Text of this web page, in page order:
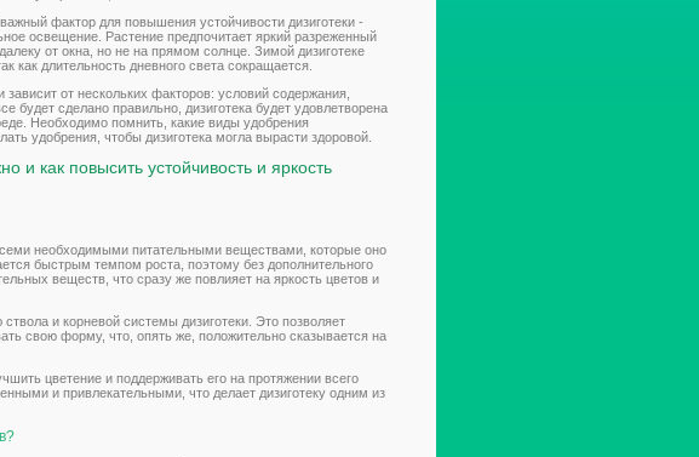
фактор для повышения устойчивости дизиготеки -
освещение. Растение предпочитает яркий разреженный
от окна, но не на прямом солнце. Зимой дизиготеке
как длительность дневного света сокращается.
зависит от нескольких факторов: условий содержания,
будет сделано правильно, дизиготека будет удовлетворена
Необходимо помнить, какие виды удобрения
удобрения, чтобы дизиготека могла вырасти здоровой.
и как повысить устойчивость и яркость
необходимыми питательными веществами, которые оно
быстрым темпом роста, поэтому без дополнительного
веществ, что сразу же повлияет на яркость цветов и
и корневой системы дизиготеки. Это позволяет
свою форму, что, опять же, положительно сказывается на
цветение и поддерживать его на протяжении всего
и привлекательными, что делает дизиготеку одним из